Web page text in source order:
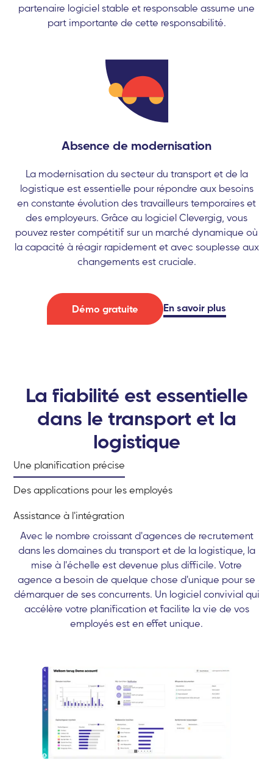
partenaire logiciel stable et responsable assume une
part importante de cette responsabilité.
Absence de modernisation
La modernisation du secteur du transport et de la
logistique est essentielle pour répondre aux besoins
en constante évolution des travailleurs temporaires et
des employeurs. Grâce au logiciel Clevergig, vous
pouvez rester compétitif sur un marché dynamique où
la capacité à réagir rapidement et avec souplesse aux
changements est cruciale.
Démo gratuite En savoir plus
La fiabilité est essentielle
dans le transport et la
logistique
Une planification précise
Des applications pour les employés
Assistance à l'intégration
Avec le nombre croissant d'agences de recrutement
dans les domaines du transport et de la logistique, la
mise à l'échelle est devenue plus difficile. Votre
agence a besoin de quelque chose d'unique pour se
démarquer de ses concurrents. Un logiciel convivial qui
accélère votre planification et facilite la vie de vos
employés est en effet unique.